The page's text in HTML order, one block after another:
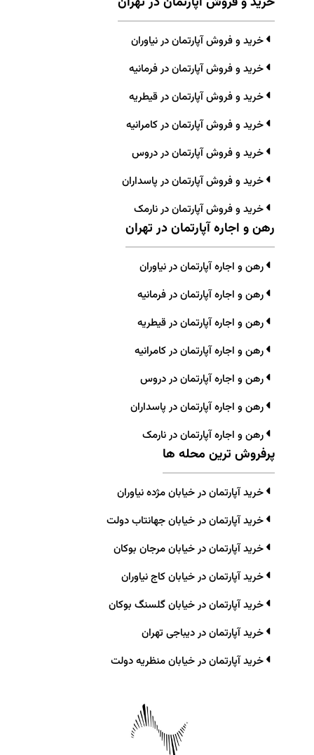
خرید و فروش آپارتمان در نیاوران
خرید و فروش آپارتمان در فرمانیه
خرید و فروش آپارتمان در قیطریه
خرید و فروش آپارتمان در کامرانیه
خرید و فروش آپارتمان در دروس
خرید و فروش آپارتمان در پاسداران
خرید و فروش آپارتمان در نارمک
رهن و اجاره آپارتمان در تهران
رهن و اجاره آپارتمان در نیاوران
رهن و اجاره آپارتمان در فرمانیه
رهن و اجاره آپارتمان در قیطریه
رهن و اجاره آپارتمان در کامرانیه
رهن و اجاره آپارتمان در دروس
رهن و اجاره آپارتمان در پاسداران
رهن و اجاره آپارتمان در نارمک
پرفروش ترین محله ها
خرید آپارتمان در خیابان مژده نیاوران
خرید آپارتمان در خیابان جهانتاب دولت
خرید آپارتمان در خیابان مرجان بوکان
خرید آپارتمان در خیابان کاج نیاوران
خرید آپارتمان در خیابان گلسنگ بوکان
خرید آپارتمان در دیباجی تهران
خرید آپارتمان در خیابان منظریه دولت